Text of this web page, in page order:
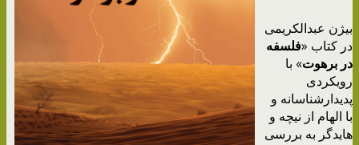
بیژن عبدالکریمی
در کتاب «فلسفه
در برهوت» با
رویکردی
پدیدارشناسانه و
با الهام از نیچه و
هایدگر به بررسی